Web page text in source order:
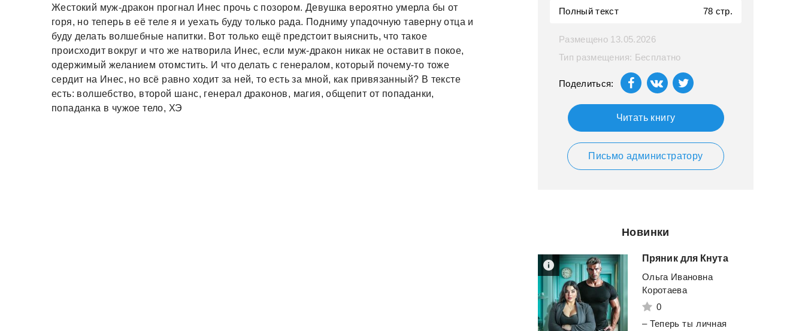
Жестокий муж-дракон прогнал Инес прочь с позором. Девушка вероятно умерла бы от
горя, но теперь в её теле я и уехать буду только рада. Подниму упадочную таверну отца и
буду делать волшебные напитки. Вот только ещё предстоит выяснить, что такое
происходит вокруг и что же натворила Инес, если муж-дракон никак не оставит в покое,
одержимый желанием отомстить. И что делать с генералом, который почему-то тоже
сердит на Инес, но всё равно ходит за ней, то есть за мной, как привязанный? В тексте
есть: волшебство, второй шанс, генерал драконов, магия, общепит от попаданки,
попаданка в чужое тело, ХЭ
Полный текст 78 стр.
Размещено 13.05.2026
Тип размещения: Бесплатно
Поделиться:
Читать книгу
Письмо администратору
Новинки
Пряник для Кнута
Ольга Ивановна
Коротаева
0
– Теперь ты личная